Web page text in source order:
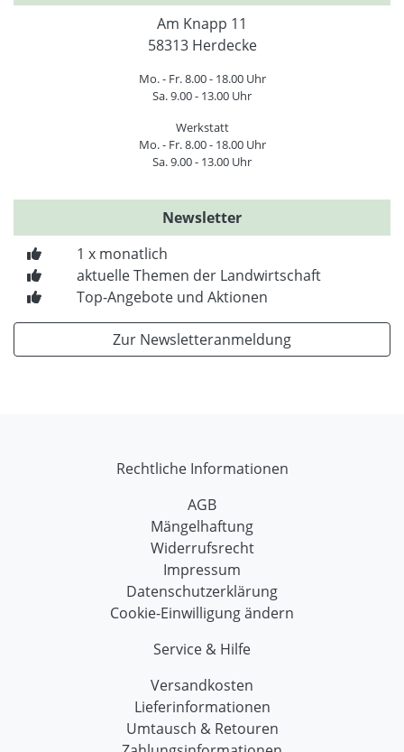
Am Knapp 11
58313 Herdecke
Mo. - Fr. 8.00 - 18.00 Uhr
Sa. 9.00 - 13.00 Uhr
Werkstatt
Mo. - Fr. 8.00 - 18.00 Uhr
Sa. 9.00 - 13.00 Uhr
Newsletter
1 x monatlich
aktuelle Themen der Landwirtschaft
Top-Angebote und Aktionen
Zur Newsletteranmeldung
Rechtliche Informationen
AGB
Mängelhaftung
Widerrufsrecht
Impressum
Datenschutzerklärung
Cookie-Einwilligung ändern
Service & Hilfe
Versandkosten
Lieferinformationen
Umtausch & Retouren